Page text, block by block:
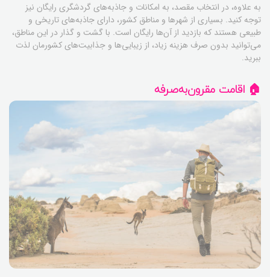
به علاوه، در انتخاب مقصد، به امکانات و جاذبه‌های گردشگری رایگان نیز
توجه کنید. بسیاری از شهرها و مناطق کشور، دارای جاذبه‌های تاریخی و
طبیعی هستند که بازدید از آن‌ها رایگان است. با گشت و گذار در این مناطق،
می‌توانید بدون صرف هزینه زیاد، از زیبایی‌ها و جذابیت‌های کشورمان لذت
ببرید.
🏠 اقامت مقرون‌به‌صرفه